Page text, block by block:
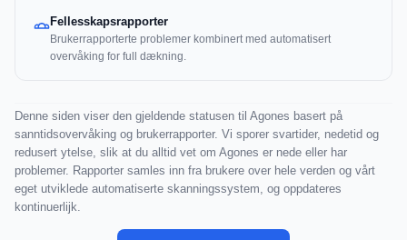
Fellesskapsrapporter
Brukerrapporterte problemer kombinert med automatisert
overvåking for full dækning.
Denne siden viser den gjeldende statusen til Agones basert på
sanntidsovervåking og brukerrapporter. Vi sporer svartider, nedetid og
redusert ytelse, slik at du alltid vet om Agones er nede eller har
problemer. Rapporter samles inn fra brukere over hele verden og vårt
eget utviklede automatiserte skanningssystem, og oppdateres
kontinuerlijk.